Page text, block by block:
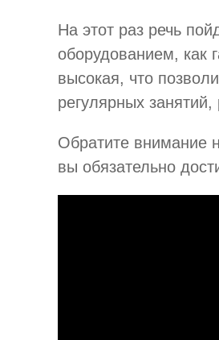
На этот раз речь
оборудованием, как
высокая, что
регулярных занятий,
Обратите внимание
вы обязательно